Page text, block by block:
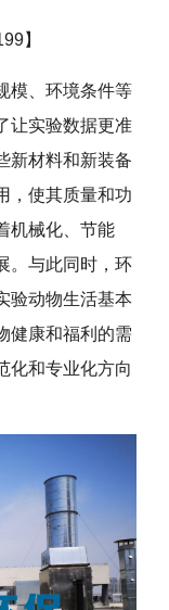
】
模、环境条件等
让实验数据更准
新材料和新装备
，使其质量和功
机械化、节能
。与此同时，环
验动物生活基本
健康和福利的需
化和专业化方向